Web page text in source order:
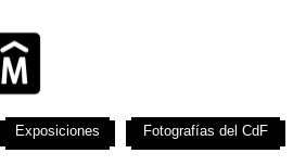
Exposiciones Fotografías del CdF